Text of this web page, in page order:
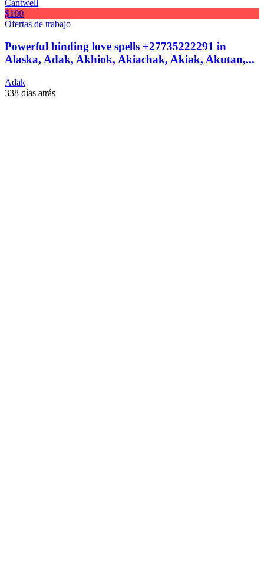
$100
Ofertas de trabajo
Powerful binding love spells +27735222291 in
Alaska, Adak, Akhiok, Akiachak, Akiak, Akutan,...
Adak
338 días atrás